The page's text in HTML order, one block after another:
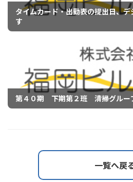
タイムカード・出勤表の提出日、
す
第４０期 下期第２班 清掃グルー
一覧へ戻